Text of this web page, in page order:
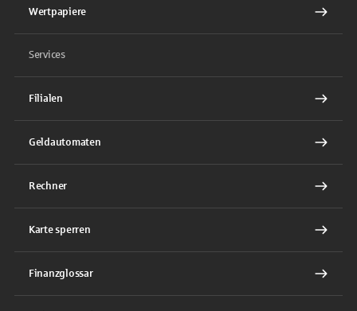
Wertpapiere
Services
Filialen
Geldautomaten
Rechner
Karte sperren
Finanzglossar